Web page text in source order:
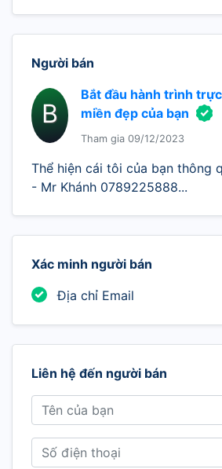
Người bán
B
Bắt đầu hành trình
miền đẹp của bạn
Tham gia 09/12/2023
Thể hiện cái tôi của bạn thông
- Mr Khánh 0789225888...
Xác minh người bán
Địa chỉ Email
Liên hệ đến người bán